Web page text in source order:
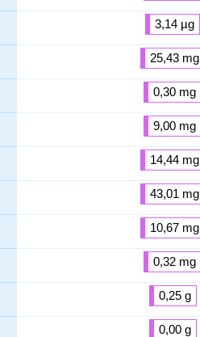
3,14 µg
25,43 mg
0,30 mg
9,00 mg
14,44 mg
43,01 mg
10,67 mg
0,32 mg
0,25 g
0,00 g